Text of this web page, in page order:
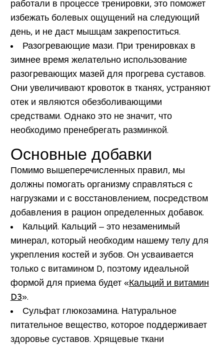
работали в процессе тренировки, это поможет
избежать болевых ощущений на следующий
день, и не даст мышцам закрепоститься.
Разогревающие мази. При тренировках в
зимнее время желательно использование
разогревающих мазей для прогрева суставов.
Они увеличивают кровоток в тканях, устраняют
отек и являются обезболивающими
средствами. Однако это не значит, что
необходимо пренебрегать разминкой.
Основные добавки
Помимо вышеперечисленных правил, мы
должны помогать организму справляться с
нагрузками и с восстановлением, посредством
добавления в рацион определенных добавок.
Кальций. Кальций – это незаменимый
минерал, который необходим нашему телу для
укрепления костей и зубов. Он усваивается
только с витамином D, поэтому идеальной
формой для приема будет «Кальций и витамин
D3».
Сульфат глюкозамина. Натуральное
питательное вещество, которое поддерживает
здоровье суставов. Хрящевые ткани